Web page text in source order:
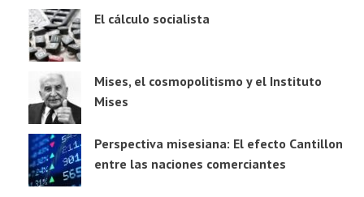
El cálculo socialista
Mises, el cosmopolitismo y el Instituto
Mises
Perspectiva misesiana: El efecto Cantillon
entre las naciones comerciantes